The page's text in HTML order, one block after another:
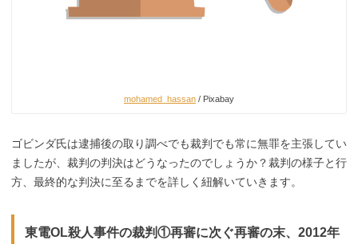
mohamed_hassan / Pixabay
ゴビンダ氏は逮捕後の取り調べでも裁判でも常に無罪を主張してい
ましたが、裁判の判決はどうなったのでしょうか？裁判の様子と行
方、最終的な判決に至るまでを詳しく紐解いていきます。
東電OL殺人事件の裁判①再審に次ぐ再審の末、2012年